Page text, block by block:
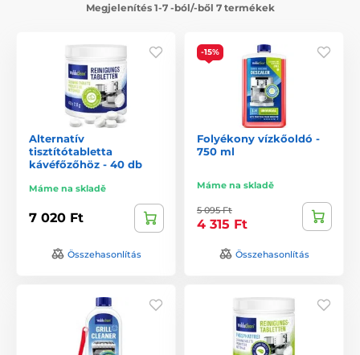
Megjelenítés 1-7 -ból/-ből 7 termékek
Alternatív
tisztítótabletta
kávéfőzőhöz - 40 db
Máme na skladě
7 020 Ft
Összehasonlítás
-15%
Folyékony vízkőoldó -
750 ml
Máme na skladě
5 095 Ft
4 315 Ft
Összehasonlítás